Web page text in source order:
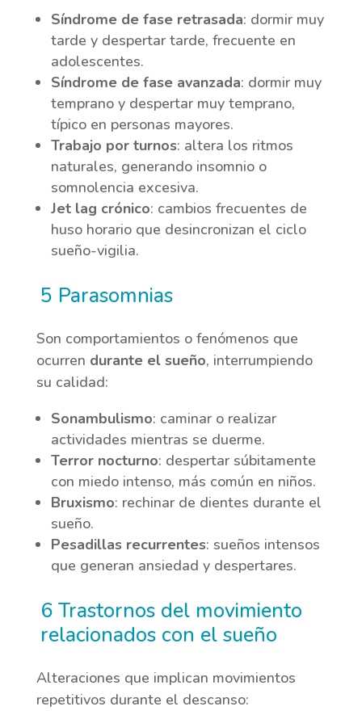
Síndrome de fase retrasada: dormir muy
tarde y despertar tarde, frecuente en
adolescentes.
Síndrome de fase avanzada: dormir muy
temprano y despertar muy temprano,
típico en personas mayores.
Trabajo por turnos: altera los ritmos
naturales, generando insomnio o
somnolencia excesiva.
Jet lag crónico: cambios frecuentes de
huso horario que desincronizan el ciclo
sueño-vigilia.
5 Parasomnias
Son comportamientos o fenómenos que
ocurren durante el sueño, interrumpiendo
su calidad:
Sonambulismo: caminar o realizar
actividades mientras se duerme.
Terror nocturno: despertar súbitamente
con miedo intenso, más común en niños.
Bruxismo: rechinar de dientes durante el
sueño.
Pesadillas recurrentes: sueños intensos
que generan ansiedad y despertares.
6 Trastornos del movimiento
relacionados con el sueño
Alteraciones que implican movimientos
repetitivos durante el descanso: